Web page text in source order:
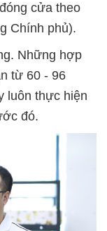
cửa theo
Chính phủ).
Những hợp
từ 60 - 96
luôn thực hiện
đó.